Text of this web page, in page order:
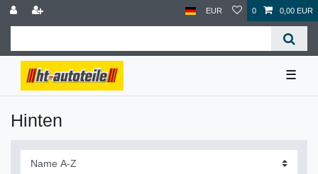
EUR 0 0,00 EUR
☰
Hinten